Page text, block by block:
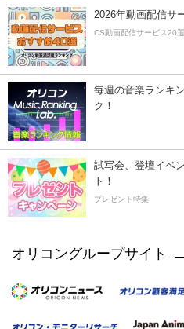
2026年動画配信サ
CS動画配信サービス20選
毎週の音楽ランキ
ク！
試写会、登壇イベ
ト！
プレゼント特集
オリコングループサイト